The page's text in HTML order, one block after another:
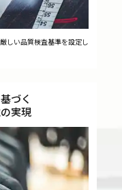
しい品質検査基準を設定し
づく
実現